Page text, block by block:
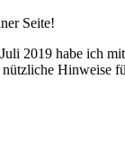
Seite!
2019 habe ich
nützliche Hinweise